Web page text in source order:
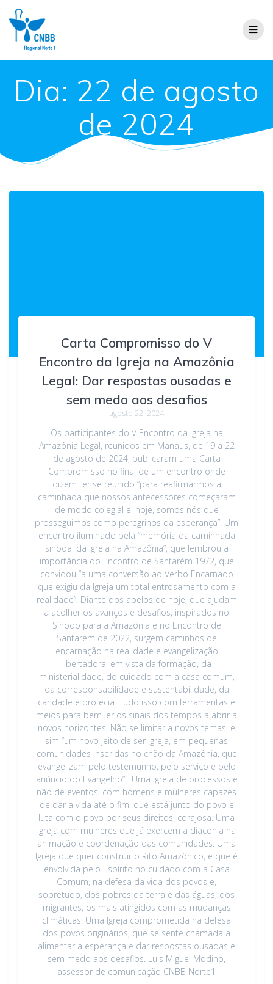
Dia: 22 de agosto
de 2024
Carta Compromisso do V
Encontro da Igreja na Amazônia
Legal: Dar respostas ousadas e
sem medo aos desafios
agosto 22, 2024
Os participantes do V Encontro da Igreja na
Amazônia Legal, reunidos em Manaus, de 19 a 22
de agosto de 2024, publicaram uma Carta
Compromisso no final de um encontro onde
dizem ter se reunido “para reafirmarmos a
caminhada que nossos antecessores começaram
de modo colegial e, hoje, somos nós que
prosseguimos como peregrinos da esperança”. Um
encontro iluminado pela “memória da caminhada
sinodal da Igreja na Amazônia”, que lembrou a
importância do Encontro de Santarém 1972, que
convidou “a uma conversão ao Verbo Encarnado
que exigiu da Igreja um total entrosamento com a
realidade”. Diante dos apelos de hoje, que ajudam
a acolher os avanços e desafios, inspirados no
Sínodo para a Amazônia e no Encontro de
Santarém de 2022, surgem caminhos de
encarnação na realidade e evangelização
libertadora, em vista da formação, da
ministerialidade, do cuidado com a casa comum,
da corresponsabilidade e sustentabilidade, da
caridade e profecia. Tudo isso com ferramentas e
meios para bem ler os sinais dos tempos a abrir a
novos horizontes. Não se limitar a novos temas, e
sim “um novo jeito de ser Igreja, em pequenas
comunidades inseridas no chão da Amazônia, que
evangelizam pelo testemunho, pelo serviço e pelo
anúncio do Evangelho”. Uma Igreja de processos e
não de eventos, com homens e mulheres capazes
de dar a vida até o fim, que está junto do povo e
luta com o povo por seus direitos, corajosa. Uma
Igreja com mulheres que já exercem a diaconia na
animação e coordenação das comunidades. Uma
Igreja que quer construir o Rito Amazônico, e que é
envolvida pelo Espírito no cuidado com a Casa
Comum, na defesa da vida dos povos e,
sobretudo, dos pobres da terra e das águas, dos
migrantes, os mais atingidos com as mudanças
climáticas. Uma Igreja comprometida na defesa
dos povos originários, que se sente chamada a
alimentar a esperança e dar respostas ousadas e
sem medo aos desafios. Luis Miguel Modino,
assessor de comunicação CNBB Norte1